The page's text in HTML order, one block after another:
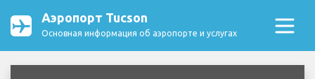
Аэропорт Tucson
Основная информация об аэропорте и услугах